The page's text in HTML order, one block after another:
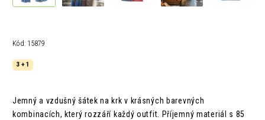
Kód: 15879
3 + 1
Jemný a vzdušný šátek na krk v krásných barevných
kombinacích, který rozzáří každý outfit. Příjemný materiál s 85